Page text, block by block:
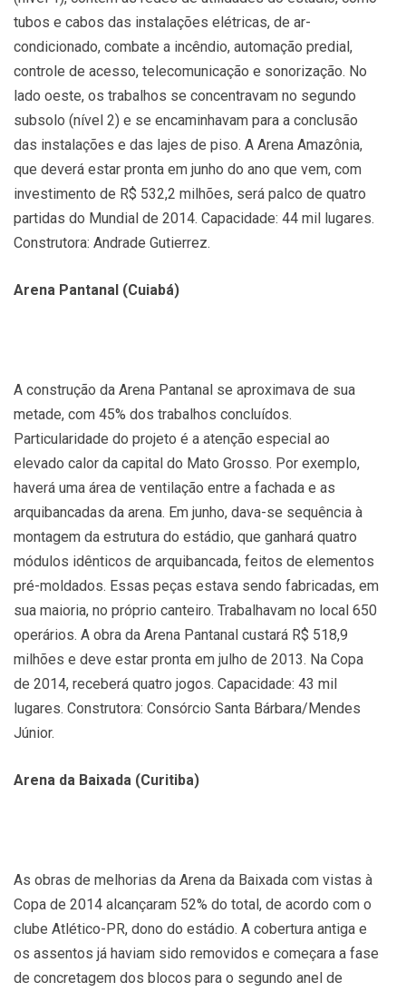
tubos e cabos das instalações elétricas, de ar-
condicionado, combate a incêndio, automação predial,
controle de acesso, telecomunicação e sonorização. No
lado oeste, os trabalhos se concentravam no segundo
subsolo (nível 2) e se encaminhavam para a conclusão
das instalações e das lajes de piso. A Arena Amazônia,
que deverá estar pronta em junho do ano que vem, com
investimento de R$ 532,2 milhões, será palco de quatro
partidas do Mundial de 2014. Capacidade: 44 mil lugares.
Construtora: Andrade Gutierrez.
Arena Pantanal (Cuiabá)
A construção da Arena Pantanal se aproximava de sua
metade, com 45% dos trabalhos concluídos.
Particularidade do projeto é a atenção especial ao
elevado calor da capital do Mato Grosso. Por exemplo,
haverá uma área de ventilação entre a fachada e as
arquibancadas da arena. Em junho, dava-se sequência à
montagem da estrutura do estádio, que ganhará quatro
módulos idênticos de arquibancada, feitos de elementos
pré-moldados. Essas peças estava sendo fabricadas, em
sua maioria, no próprio canteiro. Trabalhavam no local 650
operários. A obra da Arena Pantanal custará R$ 518,9
milhões e deve estar pronta em julho de 2013. Na Copa
de 2014, receberá quatro jogos. Capacidade: 43 mil
lugares. Construtora: Consórcio Santa Bárbara/Mendes
Júnior.
Arena da Baixada (Curitiba)
As obras de melhorias da Arena da Baixada com vistas à
Copa de 2014 alcançaram 52% do total, de acordo com o
clube Atlético-PR, dono do estádio. A cobertura antiga e
os assentos já haviam sido removidos e começara a fase
de concretagem dos blocos para o segundo anel de